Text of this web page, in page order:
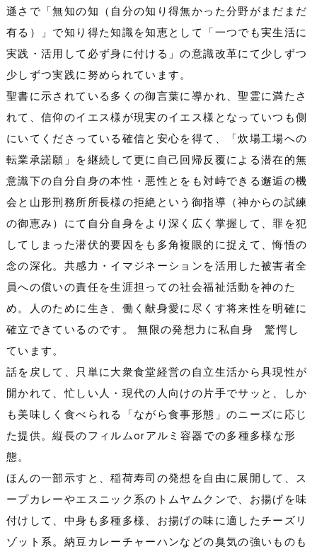
遜さで「無知の知（自分の知り得無かった分野がまだまだ
有る）」で知り得た知識を知恵として「一つでも実生活に
実践・活用して必ず身に付ける」の意識改革にて少しずつ
少しずつ実践に努められています。
聖書に示されている多くの御言葉に導かれ、聖霊に満たさ
れて、信仰のイエス様が現実のイエス様となっていつも側
にいてくださっている確信と安心を得て、「炊場工場への
転業承諾願」を継続して更に自己回帰反覆による潜在的無
意識下の自分自身の本性・悪性とをも対峙できる邂逅の機
会と山形刑務所所長様の拒絶という御指導（神からの試練
の御恵み）にて自分自身をより深く広く掌握して、罪を犯
してしまった潜伏的要因をも多角複眼的に捉えて、悔悟の
念の深化。共感力・イマジネーションを活用した被害者全
員への償いの責任を生涯担っての社会福祉活動を神のた
め。人のために生き、働く献身愛に尽くす将来性を明確に
確立できているのです。 無限の発想力に私自身 驚愕し
ています。
話を戻して、只単に大衆食堂経営の自立生活から具現性が
開かれて、忙しい人・現代の人向けの片手でサッと、しか
も美味しく食べられる「ながら食事形態」のニーズに応じ
た提供。縦長のフィルムorアルミ容器での多種多様な形
態。
ほんの一部示すと、稲荷寿司の発想を自由に展開して、ス
ープカレーやエスニック系のトムヤムクンで、お揚げを味
付けして、中身も多種多様、お揚げの味に適したチーズリ
ゾット系。納豆カレーチャーハンなどの臭気の強いものも